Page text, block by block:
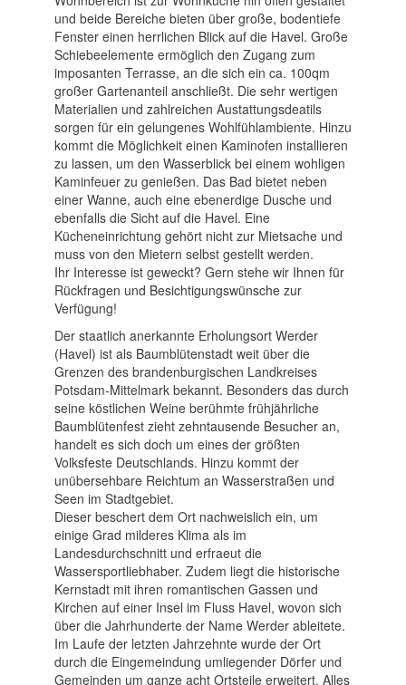
und beide Bereiche bieten über große, bodentiefe
Fenster einen herrlichen Blick auf die Havel. Große
Schiebeelemente ermöglich den Zugang zum
imposanten Terrasse, an die sich ein ca. 100qm
großer Gartenanteil anschließt. Die sehr wertigen
Materialien und zahlreichen Austattungsdeatils
sorgen für ein gelungenes Wohlfühlambiente. Hinzu
kommt die Möglichkeit einen Kaminofen installieren
zu lassen, um den Wasserblick bei einem wohligen
Kaminfeuer zu genießen. Das Bad bietet neben
einer Wanne, auch eine ebenerdige Dusche und
ebenfalls die Sicht auf die Havel. Eine
Kücheneinrichtung gehört nicht zur Mietsache und
muss von den Mietern selbst gestellt werden.
Ihr Interesse ist geweckt? Gern stehe wir Ihnen für
Rückfragen und Besichtigungswünsche zur
Verfügung!
Der staatlich anerkannte Erholungsort Werder
(Havel) ist als Baumblütenstadt weit über die
Grenzen des brandenburgischen Landkreises
Potsdam-Mittelmark bekannt. Besonders das durch
seine köstlichen Weine berühmte frühjährliche
Baumblütenfest zieht zehntausende Besucher an,
handelt es sich doch um eines der größten
Volksfeste Deutschlands. Hinzu kommt der
unübersehbare Reichtum an Wasserstraßen und
Seen im Stadtgebiet.
Dieser beschert dem Ort nachweislich ein, um
einige Grad milderes Klima als im
Landesdurchschnitt und erfraeut die
Wassersportliebhaber. Zudem liegt die historische
Kernstadt mit ihren romantischen Gassen und
Kirchen auf einer Insel im Fluss Havel, wovon sich
über die Jahrhunderte der Name Werder ableitete.
Im Laufe der letzten Jahrzehnte wurde der Ort
durch die Eingemeindung umliegender Dörfer und
Gemeinden um ganze acht Ortsteile erweitert. Alles